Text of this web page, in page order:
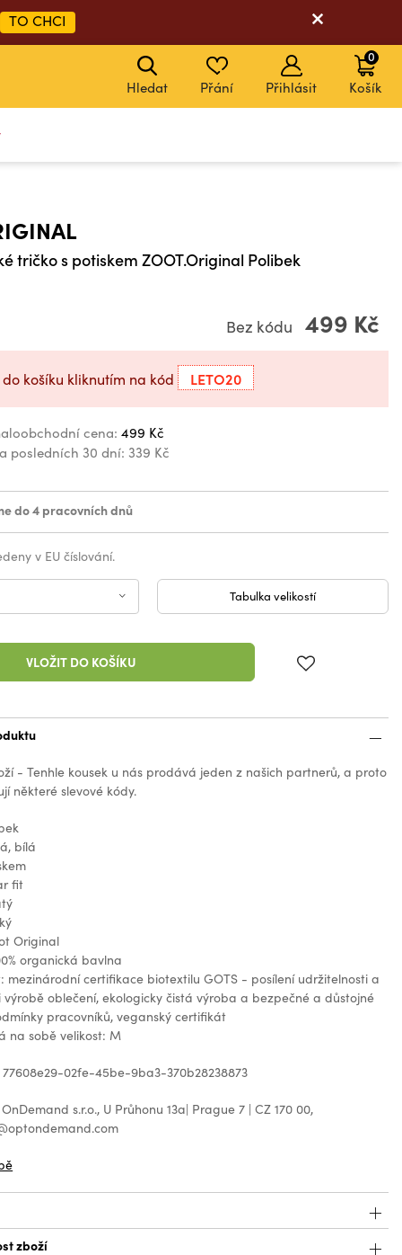
TO CHCI
Hledat Přání Přihlásit Košík
0
tričko s potiskem ZOOT.Original Polibek
Bez kódu 499 Kč
do košíku kliknutím na kód LETO20
cena: 499 Kč
posledních 30 dní: 339 Kč
do 4 pracovních dnů
v EU číslování.
Tabulka velikostí
VLOŽIT DO KOŠÍKU
- Tenhle kousek u nás prodává jeden z našich partnerů, a proto
některé slevové kódy.
bílá
fit
Original
organická bavlna
mezinárodní certifikace biotextilu GOTS - posílení udržitelnosti a
výrobě oblečení, ekologicky čistá výroba a bezpečné a důstojné
pracovníků, veganský certifikát
na sobě velikost: M
02fe-45be-9ba3-370b28238873
s.r.o., U Průhonu 13a| Prague 7 | CZ 170 00,
zboží